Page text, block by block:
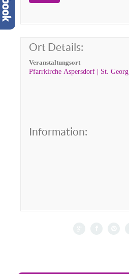
Ort Details:
Veranstaltungsort
Pfarrkirche Aspersdorf | St. Georg
Information: